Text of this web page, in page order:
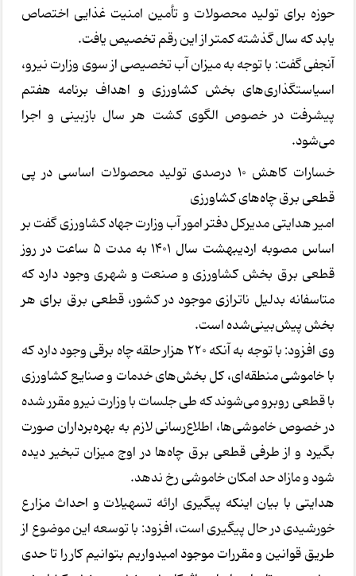
حوزه برای تولید محصولات و تأمین امنیت غذایی اختصاص
یابد که سال گذشته کمتر از این رقم تخصیص یافت.
آنجفی گفت: با توجه به میزان آب تخصیصی از سوی وزارت نیرو،
اسیاستگذاری‌های بخش کشاورزی و اهداف برنامه هفتم
پیشرفت در خصوص الگوی کشت هر سال بازبینی و اجرا
می‌شود.
خسارات کاهش ۱۰ درصدی تولید محصولات اساسی در پی
قطعی برق چاه‌های کشاورزی
امیر هدایتی مدیرکل دفتر امور آب وزارت جهاد کشاورزی گفت بر
اساس مصوبه اردیبهشت سال ۱۴۰۱ به مدت ۵ ساعت در روز
قطعی برق بخش کشاورزی و صنعت و شهری وجود دارد که
متاسفانه بدلیل ناترازی موجود در کشور، قطعی برق برای هر
بخش پیش‌بینی‌شده است.
وی افزود: با توجه به آنکه ۲۲۰ هزار حلقه چاه برقی وجود دارد که
با خاموشی منطقه‌ای، کل بخش‌های خدمات و صنایع کشاورزی
با قطعی روبرو می‌شوند که طی جلسات با وزارت نیرو مقرر شده
در خصوص خاموشی‌ها، اطلاع‌رسانی لازم به بهره‌برداران صورت
بگیرد و از طرفی قطعی برق چاه‌ها در اوج میزان تبخیر دیده
شود و مازاد حد امکان خاموشی رخ ندهد.
هدایتی با بیان اینکه پیگیری ارائه تسهیلات و احداث مزارع
خورشیدی در حال پیگیری است، افزود: با توسعه این موضوع از
طریق قوانین و مقررات موجود امیدواریم بتوانیم کار را تا حدی